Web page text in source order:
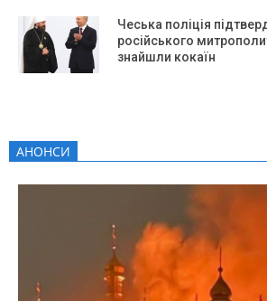
Чеська поліція
російського
знайшли кокаїн
АНОНСИ